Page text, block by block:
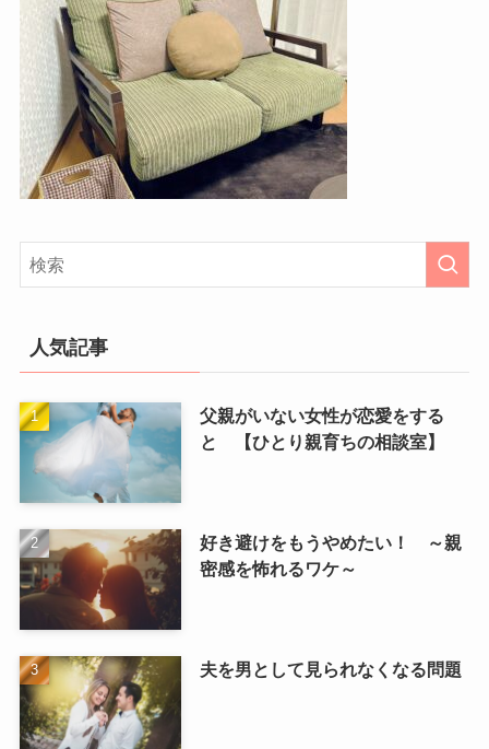
人気記事
父親がいない女性が恋愛をする
と 【ひとり親育ちの相談室】
好き避けをもうやめたい！ ～親
密感を怖れるワケ～
夫を男として見られなくなる問題